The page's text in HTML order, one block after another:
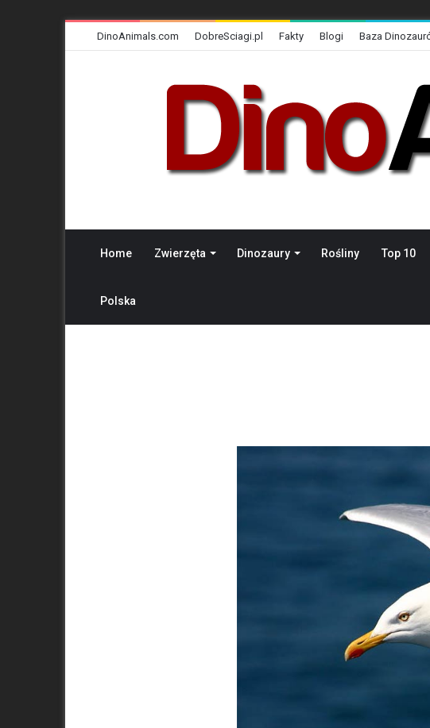
DinoAnimals.com DobreSciagi.pl Fakty Blogi Baza
Home Zwierzęta Dinozaury Rośliny Top 10
Polska